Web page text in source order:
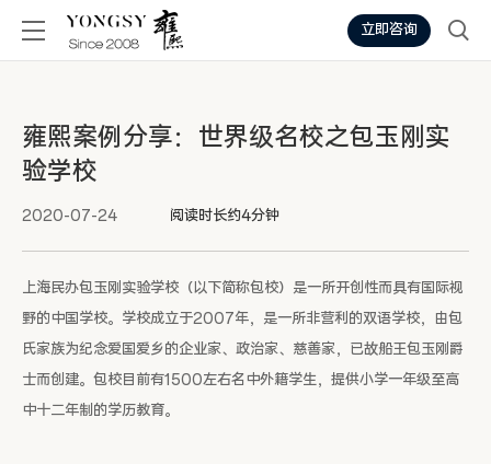
立即咨询
雍熙案例分享：世界级名校之包玉刚实
验学校
2020-07-24 阅读时长约4分钟
上海民办包玉刚实验学校（以下简称包校）是一所开创性而具有国际视
野的中国学校。学校成立于2007年，是一所非营利的双语学校，由包
氏家族为纪念爱国爱乡的企业家、政治家、慈善家，已故船王包玉刚爵
士而创建。包校目前有1500左右名中外籍学生，提供小学一年级至高
中十二年制的学历教育。